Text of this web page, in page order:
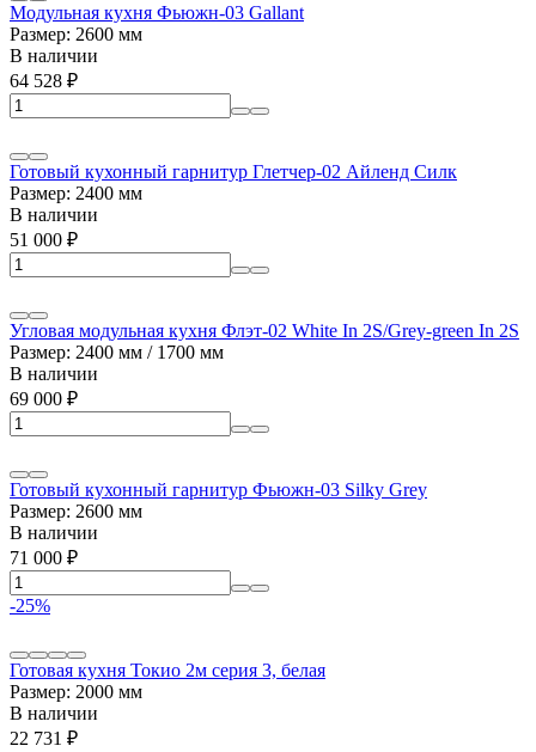
Модульная кухня Фьюжн-03 Gallant
Размер: 2600 мм
В наличии
64 528 ₽
Готовый кухонный гарнитур Глетчер-02 Айленд Силк
Размер: 2400 мм
В наличии
51 000 ₽
Угловая модульная кухня Флэт-02 White In 2S/Grey-green In 2S
Размер: 2400 мм / 1700 мм
В наличии
69 000 ₽
Готовый кухонный гарнитур Фьюжн-03 Silky Grey
Размер: 2600 мм
В наличии
71 000 ₽
-25%
Готовая кухня Токио 2м серия 3, белая
Размер: 2000 мм
В наличии
22 731 ₽